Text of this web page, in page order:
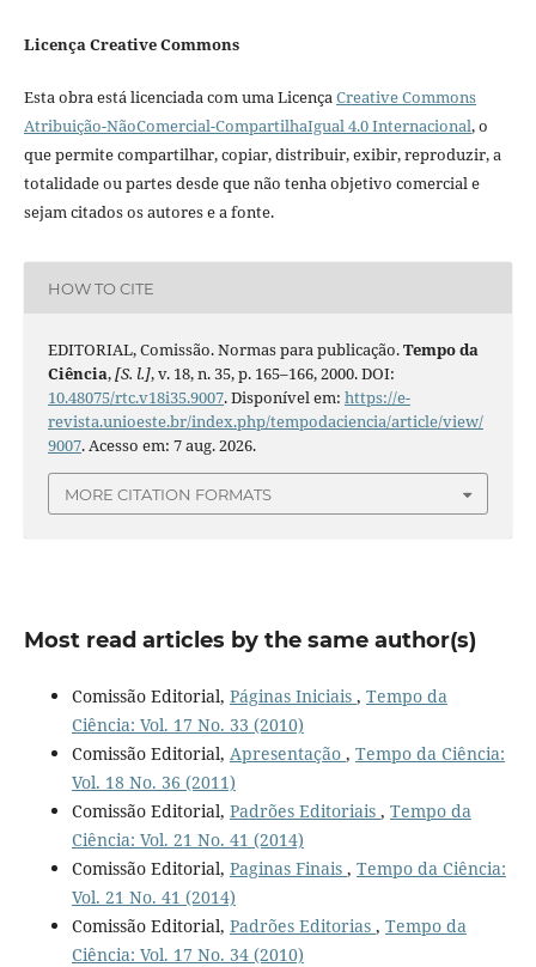
Licença Creative Commons
Esta obra está licenciada com uma LicençaCreative Commons
Atribuição-NãoComercial-CompartilhaIgual 4.0 Internacional, o
que permite compartilhar, copiar, distribuir, exibir, reproduzir, a
totalidade ou partes desde que não tenha objetivo comercial e
sejam citados os autores e a fonte.
HOW TO CITE
EDITORIAL, Comissão. Normas para publicação.Tempo da
Ciência,[S. l.], v. 18, n. 35, p. 165–166, 2000. DOI:
10.48075/rtc.v18i35.9007. Disponível em: https://e-
revista.unioeste.br/index.php/tempodaciencia/article/view/
9007. Acesso em: 7 aug. 2026.
MORE CITATION FORMATS
Most read articles by the same author(s)
Comissão Editorial, Páginas Iniciais , Tempo da
Ciência: Vol. 17 No. 33 (2010)
Comissão Editorial, Apresentação , Tempo da Ciência:
Vol. 18 No. 36 (2011)
Comissão Editorial, Padrões Editoriais , Tempo da
Ciência: Vol. 21 No. 41 (2014)
Comissão Editorial, Paginas Finais , Tempo da Ciência:
Vol. 21 No. 41 (2014)
Comissão Editorial, Padrões Editorias , Tempo da
Ciência: Vol. 17 No. 34 (2010)